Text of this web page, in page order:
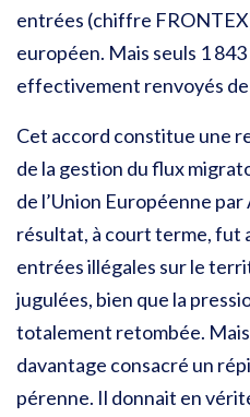
entrées (chiffre
européen. Mais seuls 1
effectivement renvoyés
Cet accord constitue une
de la gestion du flux
de l’Union Européenne
résultat, à court terme, fut
entrées illégales sur le
jugulées, bien que la
totalement retombée.
davantage consacré un
pérenne. Il donnait en